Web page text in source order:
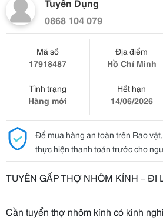
0868 104 079
Mã số
17918487
Địa điểm
Hồ Chí Minh
Tình trạng
Hàng mới
Hết hạn
14/06/2026
Để mua hàng an toàn trên Rao
thực hiện thanh toán trước cho
TUYỂN GẤP THỢ NHÔM KÍNH – ĐI
Cần tuyển thợ nhôm kính có kinh